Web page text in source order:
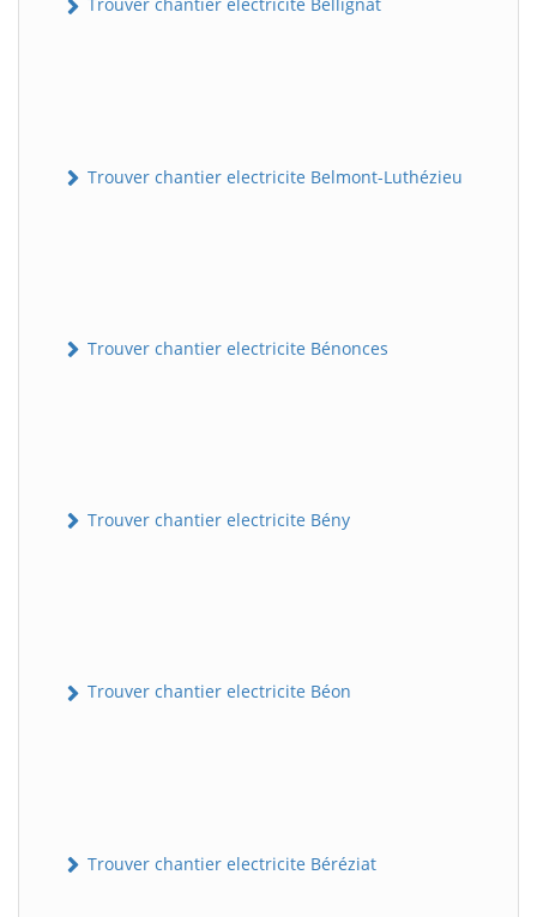
Trouver chantier electricite Belmont-Luthézieu
Trouver chantier electricite Bénonces
Trouver chantier electricite Bény
Trouver chantier electricite Béon
Trouver chantier electricite Béréziat